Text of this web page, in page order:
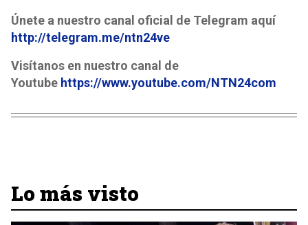
Únete a nuestro canal oficial de Telegram aquí
http://telegram.me/ntn24ve
Visítanos en nuestro canal de
Youtube https://www.youtube.com/NTN24com
Lo más visto